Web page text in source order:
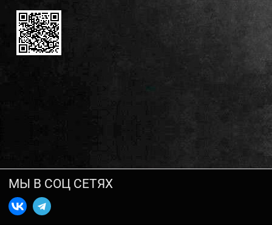
МЫ В СОЦ СЕТЯХ